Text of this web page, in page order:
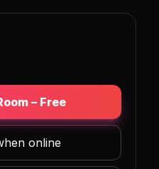
– Free
online